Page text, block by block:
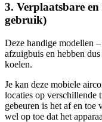
3. Verplaatsbare
gebruik)
Deze handige modellen
afzuigbuis en hebben
koelen.
Je kan deze mobiele
locaties op verschillende
gebeuren is het af en
wel op toe dat het